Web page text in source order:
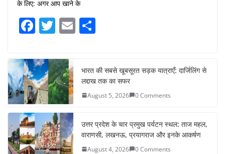
के लिए: अगर आप खाने के
F
c
e
b
o
o
k
T
itt
er
E
e
भारत की सबसे खूबसूरत सड़क यात्राएँ: दार्जिलिंग से
लद्दाख तक का सफर
August 5, 2026 0 Comments
उत्तर प्रदेश के चार प्रमुख पर्यटन स्थल: ताज महल,
वाराणसी, लखनऊ, प्रयागराज और इनके आकर्षण
August 4, 2026 0 Comments